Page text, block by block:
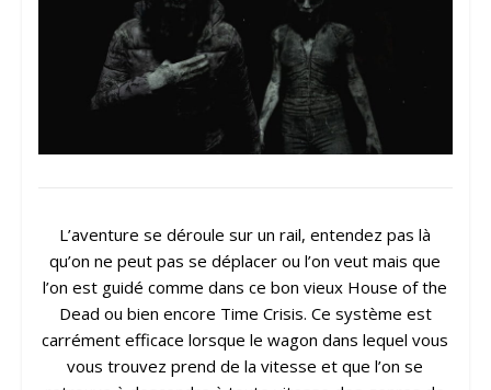
L’aventure se déroule sur un rail, entendez pas là
qu’on ne peut pas se déplacer ou l’on veut mais que
l’on est guidé comme dans ce bon vieux House of the
Dead ou bien encore Time Crisis. Ce système est
carrément efficace lorsque le wagon dans lequel vous
vous trouvez prend de la vitesse et que l’on se